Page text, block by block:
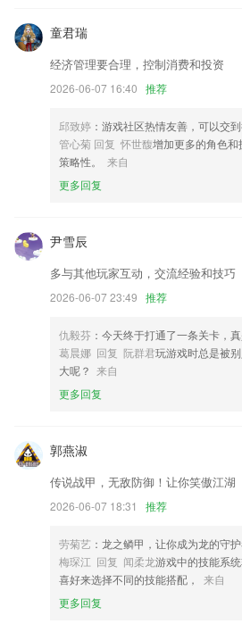
修复相关BUG，提升系统稳定性。
优化视频问题
新增手动添加虚拟库
签到功能支持补签
联系我们
以上就是bte9会员入口的介绍，如果您喜欢
进行打分评论，说出您的使用经历，以帮助
童君瑞
经济管理要合理，控制消费和投资
2026-06-07 16:40 推荐
邱致婷 ：游戏社区热情友善，可以交
管心菊 回复 怀世馥增加更多的角色
策略性。
来自
更多回复
尹雪辰
多与其他玩家互动，交流经验和技巧
2026-06-07 23:49 推荐
仇毅芬 ：今天终于打通了一条关卡，
葛晨娜 回复 阮群君玩游戏时总是被
大呢？ 来自
更多回复
郭燕淑
传说战甲，无敌防御！让你笑傲江湖
2026-06-07 18:31 推荐
劳菊艺 ：龙之鳞甲，让你成为龙的守护
梅琛江 回复 闻柔龙游戏中的技能系
喜好来选择不同的技能搭配，
来自
更多回复